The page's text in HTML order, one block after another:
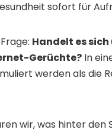
sofort für
Handelt es
Gerüchte? In
werden als die
wir, was hinter den